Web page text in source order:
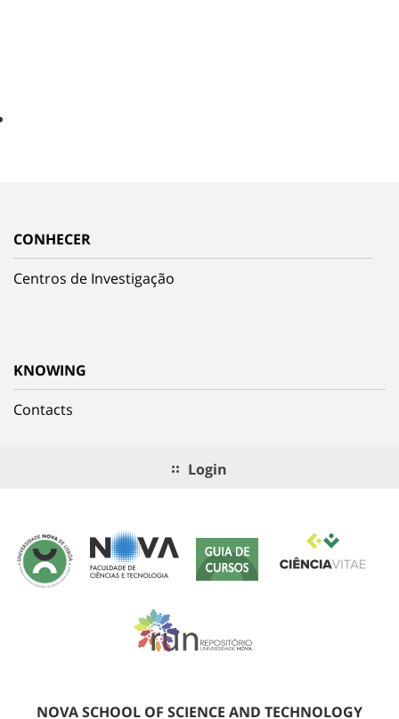
CONHECER
Centros de Investigação
KNOWING
Contacts
Login
NOVA SCHOOL OF SCIENCE AND TECHNOLOGY